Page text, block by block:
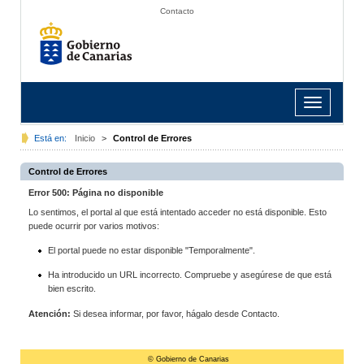
Contacto
Toggle
navigation
Está en: Inicio > Control de Errores
Control de Errores
Error 500: Página no disponible
Lo sentimos, el portal al que está intentado acceder no está disponible. Esto
puede ocurrir por varios motivos:
El portal puede no estar disponible "Temporalmente".
Ha introducido un URL incorrecto. Compruebe y asegúrese de que está
bien escrito.
Atención: Si desea informar, por favor, hágalo desde Contacto.
© Gobierno de Canarias